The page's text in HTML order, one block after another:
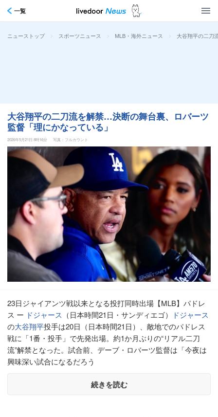
一覧
ニューストップ > スポーツニュース > MLB・海外ニュース > 大谷翔平の二刀
大谷翔平の二刀流を解禁…決断の舞台裏、ロバーツ
監督「理にかなっている」
2026年5月21日 8時16分 写真：フルカウント
23日ジャイアンツ戦以来となる投打同時出場【MLB】パドレ
ス ー ドジャース （日本時間21日・サンディエゴ）
ドジャース
の大谷翔平投手は20日（日本時間21日）、敵地でのパドレス
戦に「1番・投手」で先発出場。約1か月ぶりの“リアル二刀
流”解禁となった。試合前、デーブ・ロバーツ監督は「今夜は
興味深い試合になるだろう
続きを読む